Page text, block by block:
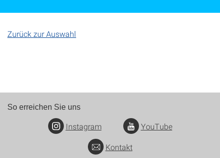
Zurück zur Auswahl
So erreichen Sie uns
Instagram
YouTube
Kontakt